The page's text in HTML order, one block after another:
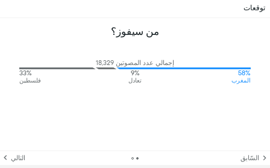
توقعات
من سيفوز؟
إجمالي عدد المصوتين 18,329
58%
المغرب
9%
تعادل
33%
فلسطين
السّابق التالي